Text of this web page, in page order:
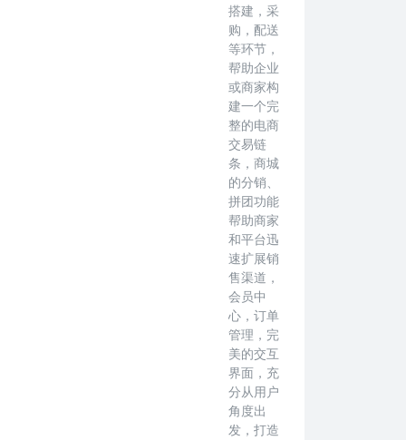
搭建，采
购，配送
等环节，
帮助企业
或商家构
建一个完
整的电商
交易链
条，商城
的分销、
拼团功能
帮助商家
和平台迅
速扩展销
售渠道，
会员中
心，订单
管理，完
美的交互
界面，充
分从用户
角度出
发，打造